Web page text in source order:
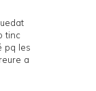
tinc
pq les
a